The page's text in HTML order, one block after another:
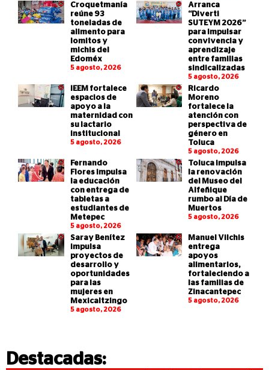
Croquetmanía
reúne 93
toneladas de
alimento para
lomitos y
michis del
Edoméx
5 agosto, 2026
Arranca
“Diverti
SUTEYM 2026”
para impulsar
convivencia y
aprendizaje
entre familias
sindicalizadas
5 agosto, 2026
IEEM fortalece
espacios de
apoyo a la
maternidad con
su lactario
institucional
5 agosto, 2026
Ricardo
Moreno
fortalece la
atención con
perspectiva de
género en
Toluca
5 agosto, 2026
Fernando
Flores impulsa
la educación
con entrega de
tabletas a
estudiantes de
Metepec
5 agosto, 2026
Toluca impulsa
la renovación
del Museo del
Alfeñique
rumbo al Día de
Muertos
5 agosto, 2026
Saray Benítez
impulsa
proyectos de
desarrollo y
oportunidades
para las
mujeres en
Mexicaltzingo
5 agosto, 2026
Manuel Vilchis
entrega
apoyos
alimentarios,
fortaleciendo a
las familias de
Zinacantepec
5 agosto, 2026
Destacadas: